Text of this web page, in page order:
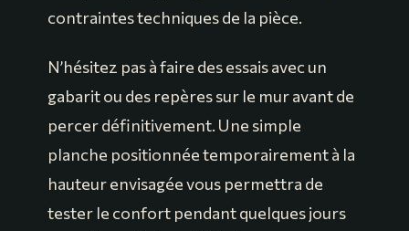
contraintes techniques de la pièce.
N’hésitez pas à faire des essais avec un
gabarit ou des repères sur le mur avant de
percer définitivement. Une simple
planche positionnée temporairement à la
hauteur envisagée vous permettra de
tester le confort pendant quelques jours